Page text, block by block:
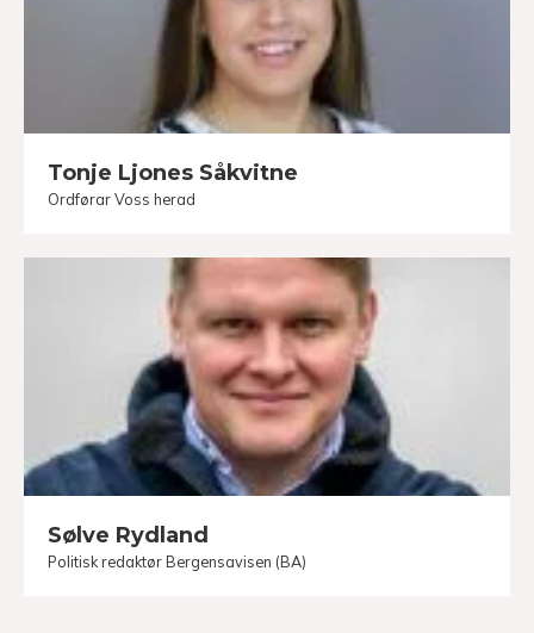
Tonje Ljones Såkvitne
Ordførar Voss herad
Sølve Rydland
Politisk redaktør Bergensavisen (BA)